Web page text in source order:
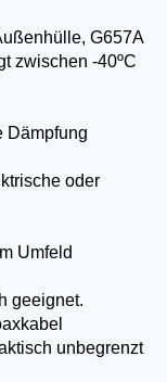
G657A
zwischen -40ºC
Dämpfung
oder
Umfeld
geeignet.
unbegrenzt